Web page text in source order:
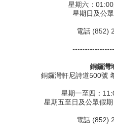
星期六：
星期日及公
電話 (852)
銅鑼灣
銅鑼灣軒尼詩道500號
星期一至四：
星期五至日及公眾假
電話 (852)